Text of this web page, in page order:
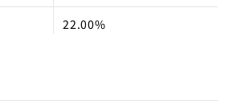
22.00%